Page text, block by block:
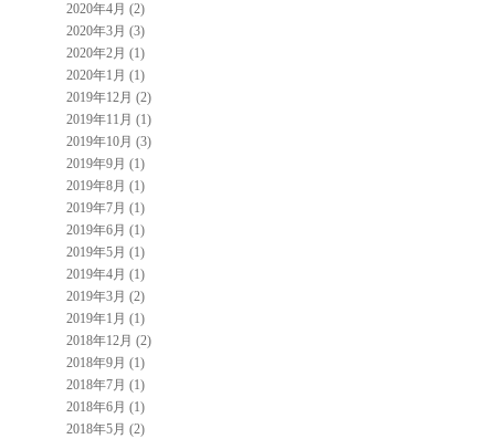
2020年4月 (2)
2020年3月 (3)
2020年2月 (1)
2020年1月 (1)
2019年12月 (2)
2019年11月 (1)
2019年10月 (3)
2019年9月 (1)
2019年8月 (1)
2019年7月 (1)
2019年6月 (1)
2019年5月 (1)
2019年4月 (1)
2019年3月 (2)
2019年1月 (1)
2018年12月 (2)
2018年9月 (1)
2018年7月 (1)
2018年6月 (1)
2018年5月 (2)